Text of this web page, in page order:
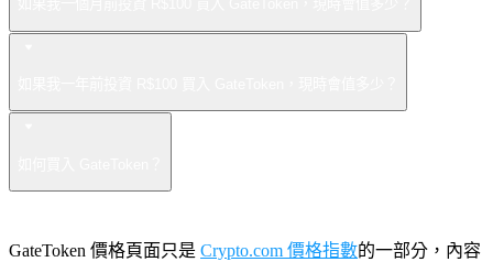
GateToken 價格頁面只是 Crypto.com 價格指數的一部分，內容